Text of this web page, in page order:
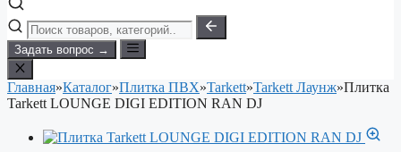
Задать вопрос →
Главная»Каталог»Плитка ПВХ»Tarkett»Tarkett Лаунж»Плитка
Tarkett LOUNGE DIGI EDITION RAN DJ